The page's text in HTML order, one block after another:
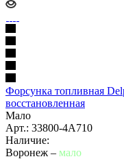
Форсунка топливная
восстановленная
Мало
Арт.: 33800-4A710
Наличие:
Воронеж – мало